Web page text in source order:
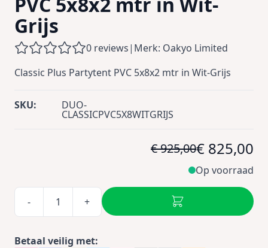
Grijs
0 reviews| Merk: Oakyo Limited
Classic Plus Partytent PVC 5x8x2 mtr in Wit-Grijs
SKU: DUO-
CLASSICPVC5X8WITGRIJS
€ 925,00€ 825,00
Op voorraad
- +
Betaal veilig met: